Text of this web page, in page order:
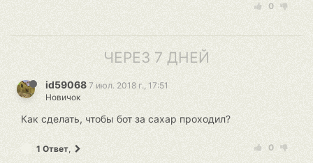
0
ЧЕРЕЗ 7 ДНЕЙ
id59068 7 июл. 2018 г., 17:51
Новичок
Как сделать, чтобы бот за сахар проходил?
0
1 Ответ,